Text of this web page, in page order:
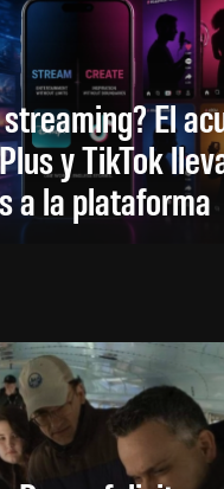
El
y TikTok
a la plataforma